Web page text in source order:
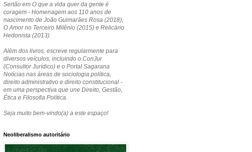
Sertão em O que a vida quer da gente é
coragem - Homenagem aos 110 anos de
nascimento de João Guimarães Rosa (2018),
O Amor no Terceiro Milênio (2015) e Relicário
Hedonista (2013).
Além dos livros, escreve regularmente para
diversos veículos, incluindo o ConJur
(Consultor Jurídico) e o Portal Sagarana
Notícias nas áreas de sociologia política,
direito administrativo e direito constitucional -
em uma perspectiva que une Direito, Gestão,
Ética e Filosofia Política.
Seja muito bem-vindo(a) a este espaço!
Neoliberalismo autoritário